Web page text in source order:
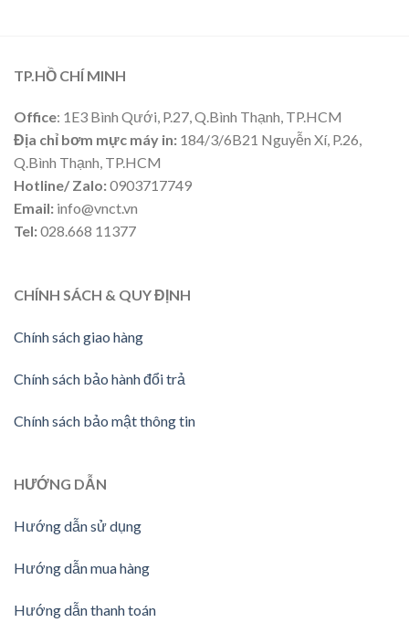
TP.HỒ CHÍ MINH
Office: 1E3 Bình Qưới, P.27, Q.Bình Thạnh, TP.HCM
Địa chỉ bơm mực máy in: 184/3/6B21 Nguyễn Xí, P.26,
Q.Bình Thạnh, TP.HCM
Hotline/ Zalo:0903717749
Email: info@vnct.vn
Tel:028.668 11377
CHÍNH SÁCH & QUY ĐỊNH
Chính sách giao hàng
Chính sách bảo hành đổi trả
Chính sách bảo mật thông tin
HƯỚNG DẪN
Hướng dẫn sử dụng
Hướng dẫn mua hàng
Hướng dẫn thanh toán